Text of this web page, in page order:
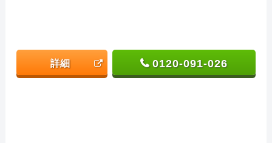
詳細 0120-091-026